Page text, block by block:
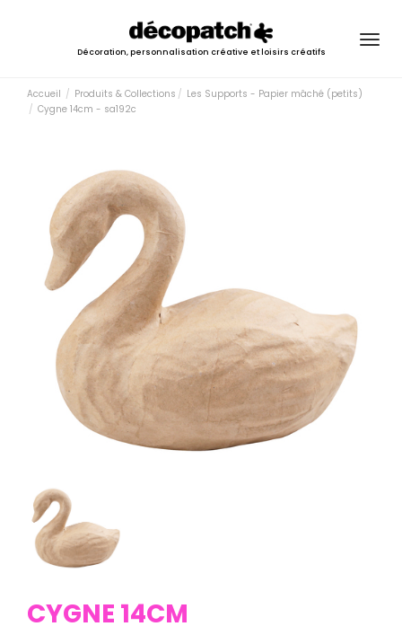
Décoration, personnalisation créative et loisirs créatifs
Accueil Produits & Collections
Les Supports - Papier mâché (petits)
Cygne 14cm - sa192c
CYGNE 14CM